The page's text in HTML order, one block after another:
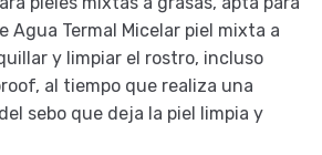
Agua Termal Micelar piel mixta a
y limpiar el rostro, incluso
al tiempo que realiza una
sebo que deja la piel limpia y